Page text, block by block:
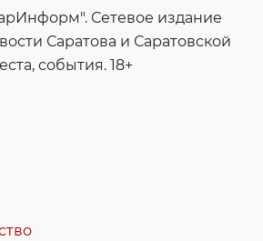
Сетевое издание
Саратова и Саратовской
события. 18+